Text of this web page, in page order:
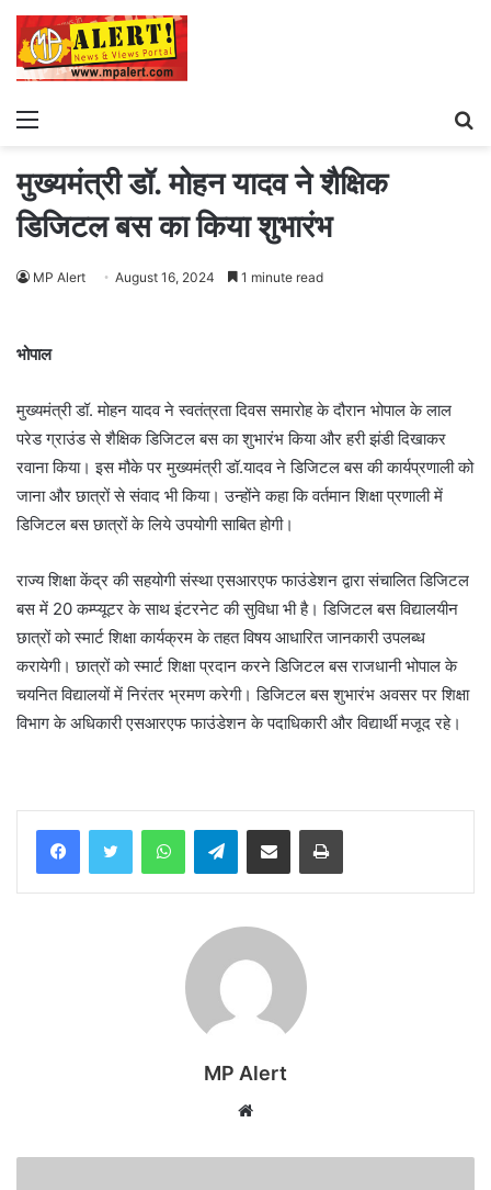
Menu
मुख्यमंत्री डॉ. मोहन यादव ने शैक्षिक
डिजिटल बस का किया शुभारंभ
MP Alert August 16, 2024 1 minute read
भोपाल
मुख्यमंत्री डॉ. मोहन यादव ने स्वतंत्रता दिवस समारोह के दौरान भोपाल के लाल
परेड ग्राउंड से शैक्षिक डिजिटल बस का शुभारंभ किया और हरी झंडी दिखाकर
रवाना किया। इस मौके पर मुख्यमंत्री डॉ.यादव ने डिजिटल बस की कार्यप्रणाली को
जाना और छात्रों से संवाद भी किया। उन्होंने कहा कि वर्तमान शिक्षा प्रणाली में
डिजिटल बस छात्रों के लिये उपयोगी साबित होगी।
राज्य शिक्षा केंद्र की सहयोगी संस्था एसआरएफ फाउंडेशन द्वारा संचालित डिजिटल
बस में 20 कम्प्यूटर के साथ इंटरनेट की सुविधा भी है। डिजिटल बस विद्यालयीन
छात्रों को स्मार्ट शिक्षा कार्यक्रम के तहत विषय आधारित जानकारी उपलब्ध
करायेगी। छात्रों को स्मार्ट शिक्षा प्रदान करने डिजिटल बस राजधानी भोपाल के
चयनित विद्यालयों में निरंतर भ्रमण करेगी। डिजिटल बस शुभारंभ अवसर पर शिक्षा
विभाग के अधिकारी एसआरएफ फाउंडेशन के पदाधिकारी और विद्यार्थी मजूद रहे।
WhatsAppTelegramShare via Email Print
MP Alert
Website